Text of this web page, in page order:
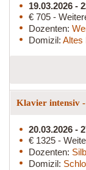
19.03.2026 -
€ 705 -
Dozenten:
Domizil: Altes
Klavier intensiv
20.03.2026 -
€ 1325 -
Dozenten:
Domizil: